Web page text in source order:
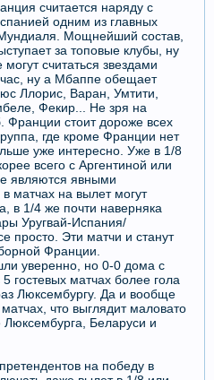
считается наряду с
одним из главных
Мощнейший состав,
за топовые клубы, ну
считаться звездами
ну а Мбаппе обещает
Ллорис, Варан, Умтити,
Фекир... Не зря на
Франции стоит дороже всех
где кроме Франции нет
уже интересно. Уже в 1/8
всего с Аргентиной или
являются явными
матчах на вылет могут
в 1/4 же почти наверняка
Уругвай-Испания/
просто. Эти матчи и станут
Франции.
уверенно, но 0-0 дома с
гостевых матчах более гола
Люксембургу. Да и вообще
что выглядит маловато
Люксембурга, Беларуси и
на победу в